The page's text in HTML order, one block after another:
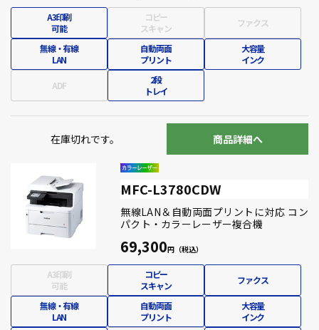
A3印刷
可能
コピー
スキャン
ファクス
無線・有線
LAN
自動両面
プリント
大容量
インク
ADF
2段
トレイ
在庫切れです。 商品詳細へ
MFC-L3780CDW
無線LAN＆自動両面プリントに対応 コン
パクト・カラーレーザー複合機
69,300
A3印刷
可能
コピー
スキャン
ファクス
無線・有線
LAN
自動両面
プリント
大容量
インク